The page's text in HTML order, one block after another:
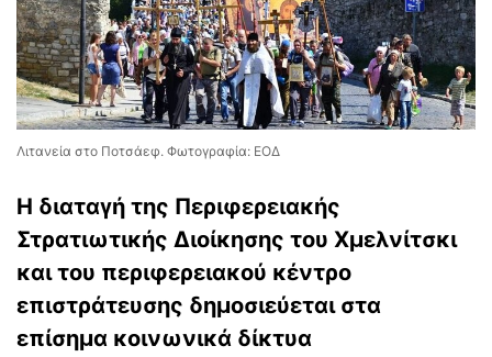
Λιτανεία στο Ποτσάεφ. Φωτογραφία: ΕΟΔ
Η διαταγή της Περιφερειακής
Στρατιωτικής Διοίκησης του Χμελνίτσκι
και του περιφερειακού κέντρο
επιστράτευσης δημοσιεύεται στα
επίσημα κοινωνικά δίκτυα